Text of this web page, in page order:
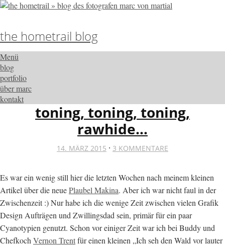
the hometrail blog
Menü
blog
portfolio
über marc
kontakt
toning, toning, toning,
rawhide…
14. MÄRZ 2015 · 3 KOMMENTARE
Es war ein wenig still hier die letzten Wochen nach meinem kleinen
Artikel über die neuePlaubel Makina. Aber ich war nicht faul in der
Zwischenzeit :) Nur habe ich die wenige Zeit zwischen vielen Grafik
Design Aufträgen und Zwillingsdad sein, primär für ein paar
Cyanotypien genutzt. Schon vor einiger Zeit war ich bei Buddy und
Chefkoch Vernon Trentfür einen kleinen „Ich seh den Wald vor lauter